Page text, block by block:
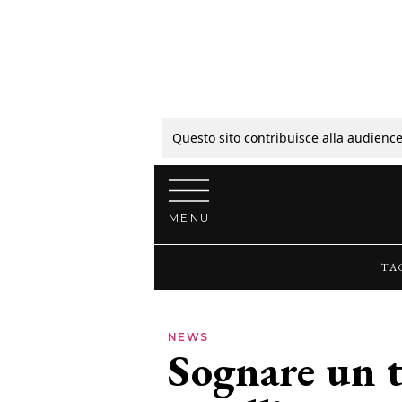
Questo sito contribuisce alla
Vai al contenuto
MENU
NEWS
Sognare